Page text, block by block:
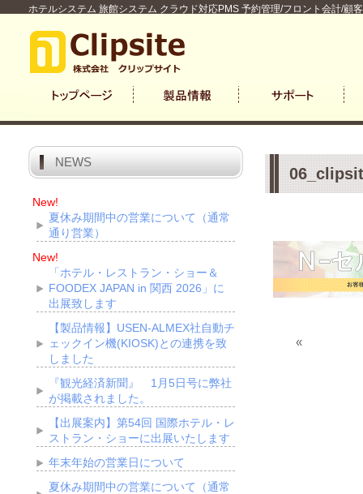
ホテルシステム 旅館システム クラウド対応PMS 予約管理/フロント会計/顧
«
NEWS
New!
夏休み期間中の営業について（通常
通り営業）
New!
「ホテル・レストラン・ショー＆
FOODEX JAPAN in 関西 2026」に
出展致します
【製品情報】USEN-ALMEX社自動チ
ェックイン機(KIOSK)との連携を致
しました
『観光経済新聞』 1月5日号に弊社
が掲載されました。
【出展案内】第54回 国際ホテル・レ
ストラン・ショーに出展いたします
年末年始の営業日について
夏休み期間中の営業について（通常